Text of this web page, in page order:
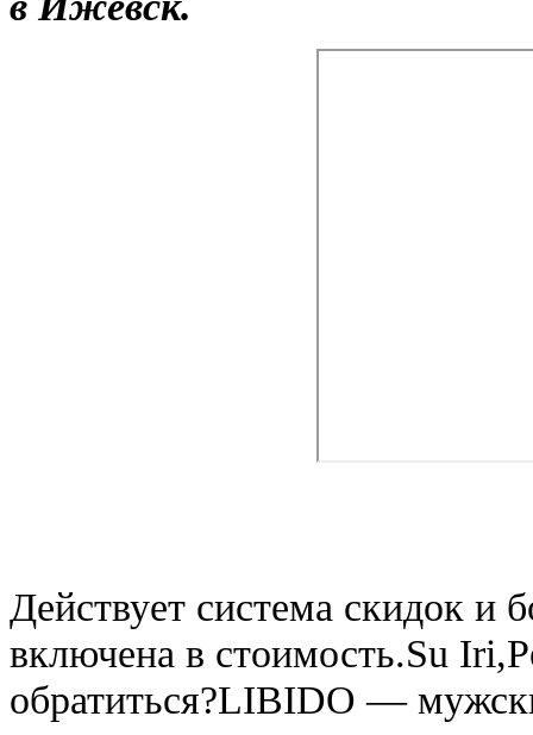
Действует система скидок и
включена в стоимость.Su
обратиться?LIBIDO —